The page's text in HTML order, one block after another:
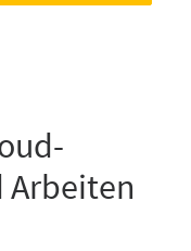
Arbeiten